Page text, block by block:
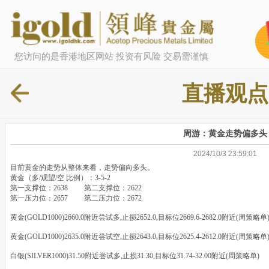
您访问的是香港地区网站 投资有风险 交易需谨慎
直播观点
周游：黄金走势偏多头
2024/10/3 23:59:01
目前黄金的走势从整体来看，走势偏向多头。
黄金（多/观望/空 比例）：3-5-2
第一支撑位：2638 第二支撑位：2622
第一压力位：2657 第二压力位：2672
黄金(GOLD1000)2660.0附近尝试多,止损2652.0,目标位2669.6-2682.0附近(周策略单)
黄金(GOLD1000)2635.0附近尝试空,止损2643.0,目标位2625.4-2612.0附近(周策略单)
白银(SILVER1000)31.50附近尝试多,止损31.30,目标位31.74-32.00附近(周策略单)